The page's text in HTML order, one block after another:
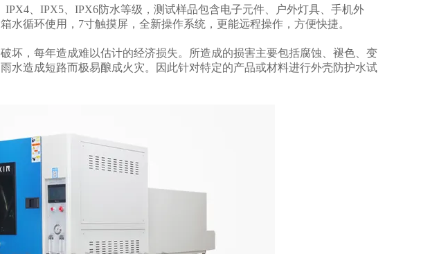
IPX4、IPX5、IPX6防水等级，测试样品包含电子元件、户外灯具、手机外
水循环使用，7寸触摸屏，全新操作系统，更能远程操作，方便快捷。
坏，每年造成难以估计的经济损失。所造成的损害主要包括腐蚀、褪色、变
水造成短路而极易酿成火灾。因此针对特定的产品或材料进行外壳防护水试